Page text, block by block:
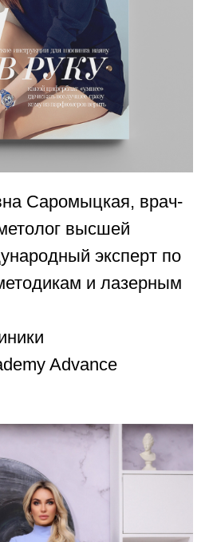
Саромыцкая, врач-
высшей
эксперт по
и лазерным
Advance